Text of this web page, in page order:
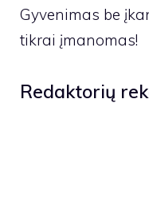
Gyvenimas be
tikrai įmanomas!
Redaktorių